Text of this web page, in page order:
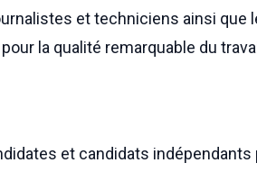
et techniciens ainsi que
la qualité remarquable du
et candidats